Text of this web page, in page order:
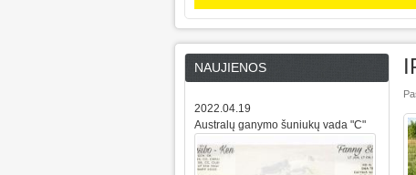
NAUJIENOS
2022.04.19
Australų ganymo šuniukų vada "C"